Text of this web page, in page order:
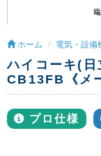
ホーム 電気・設備
ハイコーキ(
CB13FB《メ
プロ仕様